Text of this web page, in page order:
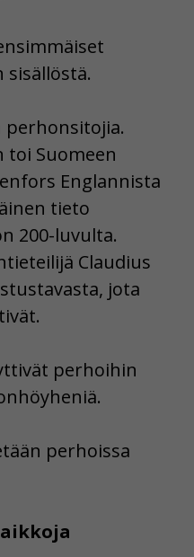
perhonsitojia.
toi Suomeen
Englannista
tieto
200-luvulta.
Claudius
jota
perhoihin
perhoissa